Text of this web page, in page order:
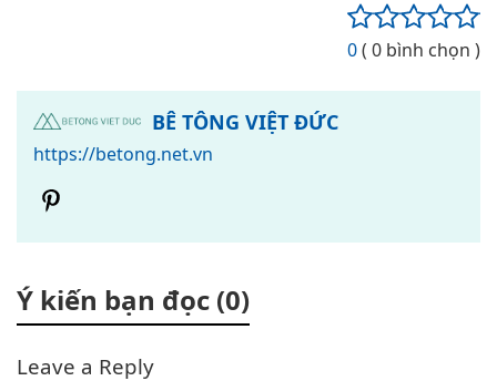
0( 0 bình chọn )
BÊ TÔNG VIỆT ĐỨC
https://betong.net.vn
Ý kiến bạn đọc (0)
Leave a Reply